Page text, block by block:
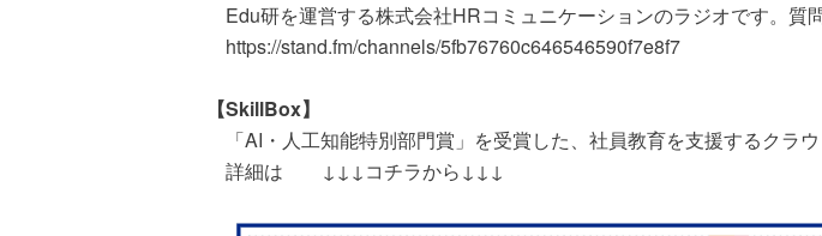
Edu研を運営する株式会社HRコミュニケーションのラジオです。質
https://stand.fm/channels/5fb76760c646546590f7e8f7
【SkillBox】
「AI・人工知能特別部門賞」を受賞した、社員教育を支援するクラウ
詳細は ↓↓↓コチラから↓↓↓